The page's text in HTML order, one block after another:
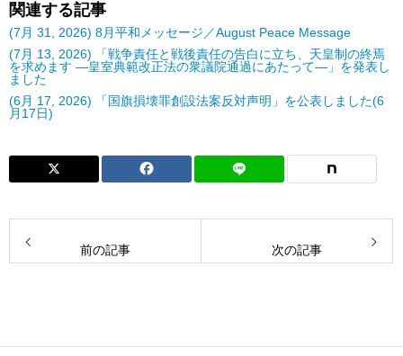
関連する記事
(7月 31, 2026) 8月平和メッセージ／August Peace Message
(7月 13, 2026) 「戦争責任と戦後責任の告白に立ち、天皇制の終焉
を求めます ―皇室典範改正法の衆議院通過にあたって―」を発表し
ました
(6月 17, 2026) 「国旗損壊罪創設法案反対声明」を公表しました(6
月17日)
前の記事 次の記事